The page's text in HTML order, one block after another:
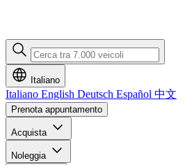
Italiano
Italiano English Deutsch Español 中文
Prenota appuntamento
Acquista
Noleggia